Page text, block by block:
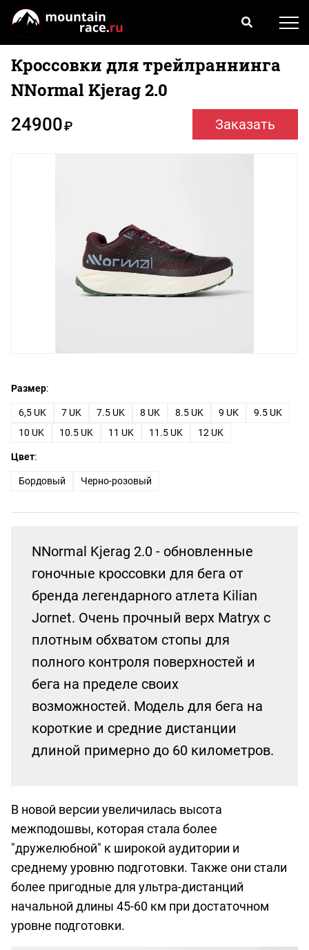
Кроссовки для трейлраннинга
NNormal Kjerag 2.0
24900₽ Заказать
Размер:
6,5 UK 7 UK 7.5 UK 8 UK 8.5 UK 9 UK
9.5 UK
10 UK
10.5 UK 11 UK 11.5 UK 12 UK
Цвет:
Бордовый Черно-розовый
NNormal Kjerag 2.0 - обновленные
гоночные кроссовки для бега от
бренда легендарного атлета Kilian
Jornet. Очень прочный верх Matryx с
плотным обхватом стопы для
полного контроля поверхностей и
бега на пределе своих
возможностей. Модель для бега на
короткие и средние дистанции
длиной примерно до 60 километров.
В новой версии увеличилась высота
межподошвы, которая стала более
"дружелюбной" к широкой аудитории и
среднему уровню подготовки. Также они стали
более пригодные для ультра-дистанций
начальной длины 45-60 км при достаточном
уровне подготовки.